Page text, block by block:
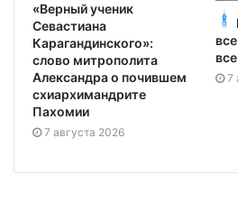
«Верный ученик
Севастиана
Карагандинского»:
слово митрополита
Александра о почившем
схиархимандрите
Пахомии
7 августа 2026
7